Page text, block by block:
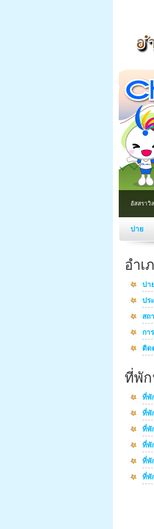
อัสสราวิ
ปาย
อำเ
ปา
ปร
สถ
กา
ติด
ที่พัก
ที่พั
ที่พั
ที่พั
ที่พั
ที่พั
ที่พั